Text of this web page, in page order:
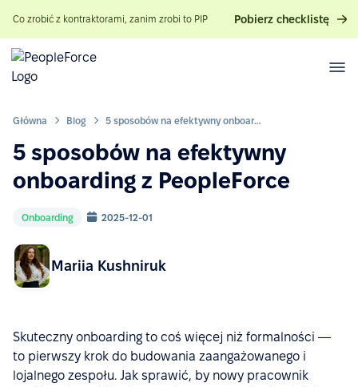
Co zrobić z kontraktorami, zanim zrobi to PIP Pobierz checklistę
Główna Blog 5 sposobów na efektywny onboarding z PeopleForce
5 sposobów na efektywny
onboarding z PeopleForce
Onboarding 2025-12-01
Mariia Kushniruk
Skuteczny onboarding to coś więcej niż formalności —
to pierwszy krok do budowania zaangażowanego i
lojalnego zespołu. Jak sprawić, by nowy pracownik